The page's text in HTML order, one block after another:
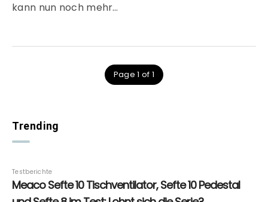
kann nun noch mehr…
Page 1 of 1
Trending